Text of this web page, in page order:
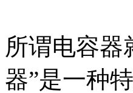
所谓电容器
器”是一种